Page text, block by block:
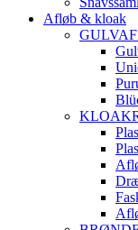
Afløb & kloak